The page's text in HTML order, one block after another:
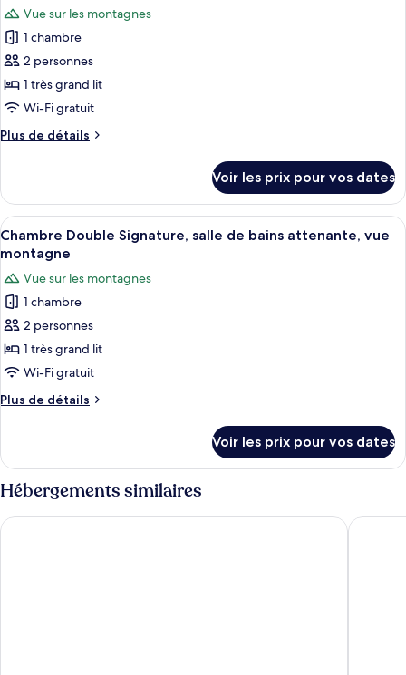
attenante,
vue
jardin
Familiale,
salle
de
bains
attenante,
jardin
photos
pour
ce
type
de
chambre :
Chambre
Luxe,
salle
de
bains
attenante,
vue
montagne
Vue sur les montagnes
1 chambre
2 personnes
1 très grand lit
Wi-Fi gratuit
Plus de détails
Plus
le
type
de
chambre
Chambre
Double
Luxe,
salle
de
bains
vue
montagne
Voir les prix pour vos dates
Afficher
toutes
photos
pour
ce
type
de
chambre :
Chambre
Signature,
salle
de
bains
Une chambre à coucher bien
11
Chambre Double Signature, salle de bains attenante, vue
montagne
Vue sur les montagnes
1 chambre
2 personnes
1 très grand lit
Wi-Fi gratuit
Plus de détails
Plus
le
type
de
chambre
Chambre
Voir les prix pour vos dates
Hébergements similaires
The Royal Victoria Hotel Black